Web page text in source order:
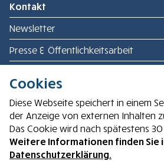
Kontakt
Newsletter
Presse & Öffentlichkeitsarbeit
Social Media & Links
Immer aktuell informiert:
Die Arche Deutschland bei
Facebook
Cookies
Diese Webseite speichert in einem
der Anzeige von externen Inhalten
Das Cookie wird nach spätestens
Weitere Informationen finden Sie
Datenschutzerklärung.